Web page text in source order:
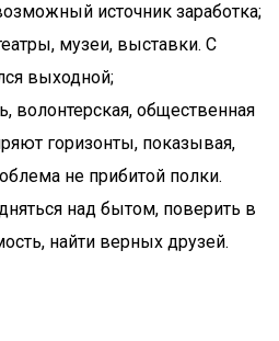
источник заработка;
музеи, выставки. С
выходной;
волонтерская, общественная
горизонты, показывая,
не прибитой полки.
над бытом, поверить в
найти верных друзей.